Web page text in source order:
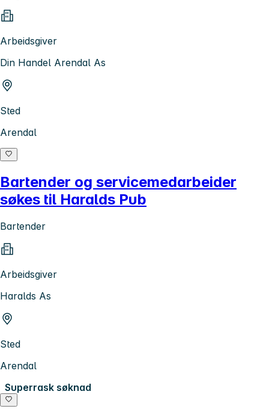
Arbeidsgiver
Din Handel Arendal As
Sted
Arendal
Bartender og servicemedarbeider
søkes til Haralds Pub
Bartender
Arbeidsgiver
Haralds As
Sted
Arendal
Superrask søknad